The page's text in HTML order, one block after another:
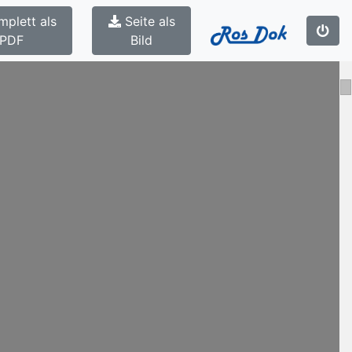
als
PDF
Seite als
Bild